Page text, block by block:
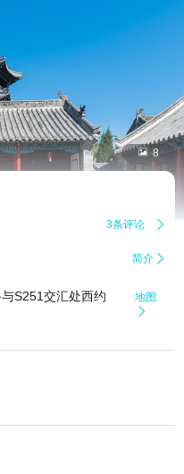
 8
3条评论 
简介 
S251交汇处西约
地图
